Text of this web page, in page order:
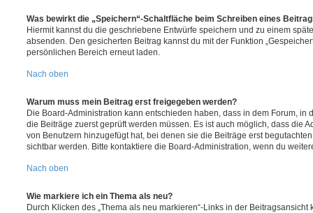
Was bewirkt die „Speichern“-Schaltfläche beim Schreiben eines
Hiermit kannst du die geschriebene Entwürfe speichern und zu einem
absenden. Den gesicherten Beitrag kannst du mit der Funktion
persönlichen Bereich erneut laden.
Nach oben
Warum muss mein Beitrag erst freigegeben werden?
Die Board-Administration kann entschieden haben, dass in dem Forum, in
die Beiträge zuerst geprüft werden müssen. Es ist auch möglich, dass die
von Benutzern hinzugefügt hat, bei denen sie die Beiträge erst
sichtbar werden. Bitte kontaktiere die Board-Administration, wenn du
Nach oben
Wie markiere ich ein Thema als neu?
Durch Klicken des „Thema als neu markieren“-Links in der